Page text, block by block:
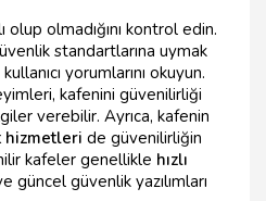
olup olmadığını kontrol edin.
standartlarına uymak
yorumlarını okuyun.
kafenini güvenilirliği
verebilir. Ayrıca, kafenin
hizmetleri de güvenilirliğin
kafeler genellikle hızlı
güncel güvenlik yazılımları